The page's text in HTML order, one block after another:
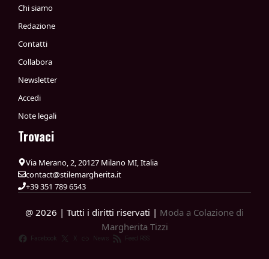
Chi siamo
Redazione
Contatti
Collabora
Newsletter
Accedi
Note legali
Trovaci
Via Merano, 2, 20127 Milano MI, Italia
contact@stilemargherita.it
+39 351 789 6543
@ 2026 | Tutti i diritti riservati | Moda a Colazione di
Margherita Tizzi
Facebook X News Feed RSS